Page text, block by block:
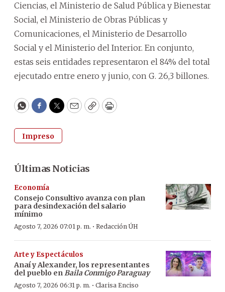
Ciencias, el Ministerio de Salud Pública y Bienestar
Social, el Ministerio de Obras Públicas y
Comunicaciones, el Ministerio de Desarrollo
Social y el Ministerio del Interior. En conjunto,
estas seis entidades representaron el 84% del total
ejecutado entre enero y junio, con G. 26,3 billones.
WhatsApp
Facebook
Twitter
EmailCopyPrint
Impreso
Últimas Noticias
Economía
Consejo Consultivo avanza con plan
para desindexación del salario
mínimo
Agosto 7, 2026 07:01 p. m. · Redacción ÚH
Arte y Espectáculos
Anaí y Alexander, los representantes
del pueblo enBaila Conmigo Paraguay
Agosto 7, 2026 06:31 p. m. · Clarisa Enciso